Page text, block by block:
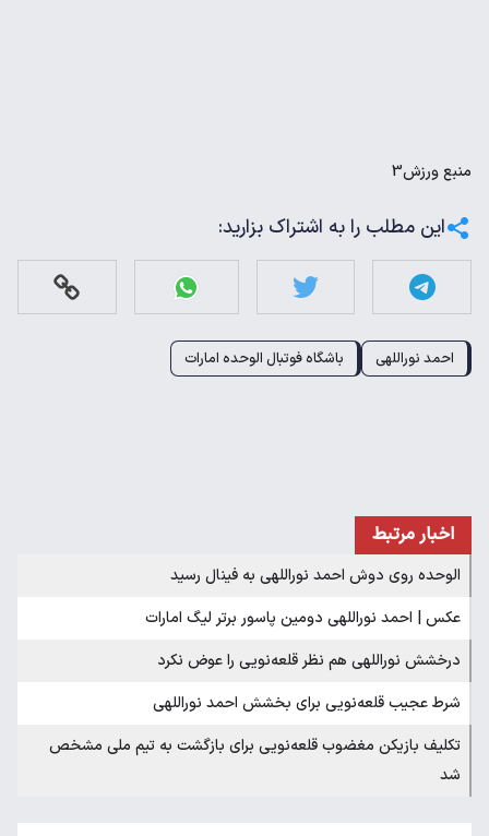
منبعورزش3
این مطلب را به اشتراک بزارید:
احمد نوراللهی باشگاه فوتبال الوحده امارات
اخبار مرتبط
الوحده روی دوش احمد نوراللهی به فینال رسید
عکس | احمد نوراللهی دومین پاسور برتر لیگ امارات
درخشش نوراللهی هم نظر قلعه‌نویی را عوض نکرد
شرط عجیب قلعه‌نویی برای بخشش احمد نوراللهی
تکلیف بازیکن مغضوب قلعه‌نویی برای بازگشت به تیم ملی مشخص
شد